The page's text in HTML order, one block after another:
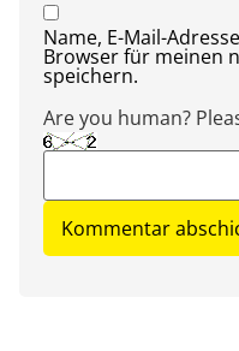
Name, E-Mail-
Browser für meinen
speichern.
Are you human?